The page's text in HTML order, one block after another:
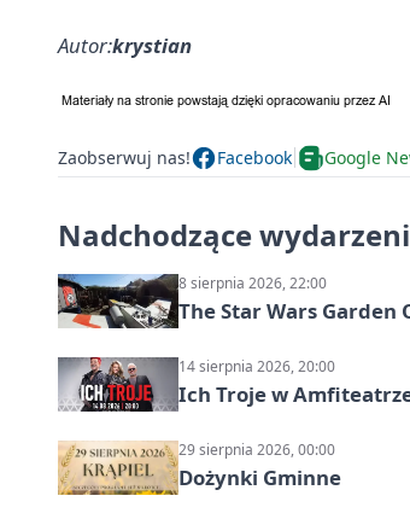
Autor:krystian
Zaobserwuj nas! Facebook Google
Nadchodzące
8 sierpnia 2026, 22:00
The Star Wars Garden
14 sierpnia 2026, 20:00
Ich Troje w
29 sierpnia 2026, 00:00
Dożynki Gminne